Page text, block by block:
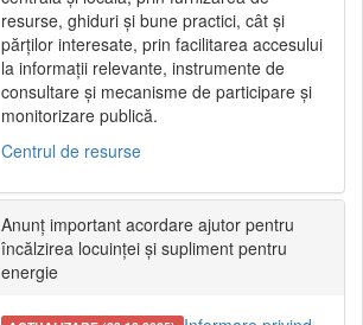
resurse, ghiduri și bune practici, cât și
părților interesate, prin facilitarea accesului
la informații relevante, instrumente de
consultare și mecanisme de participare și
monitorizare publică.
Centrul de resurse
Anunț important acordare ajutor pentru
încălzirea locuinței și supliment pentru
energie